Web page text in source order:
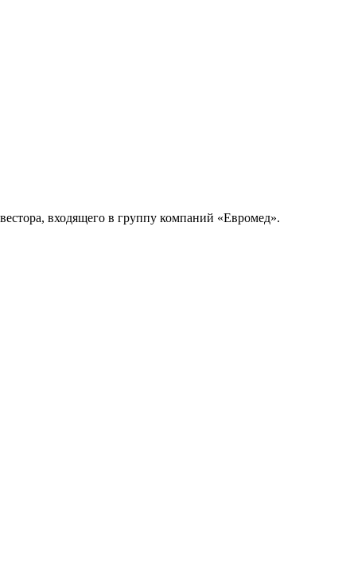
входящего в группу компаний «Евромед».